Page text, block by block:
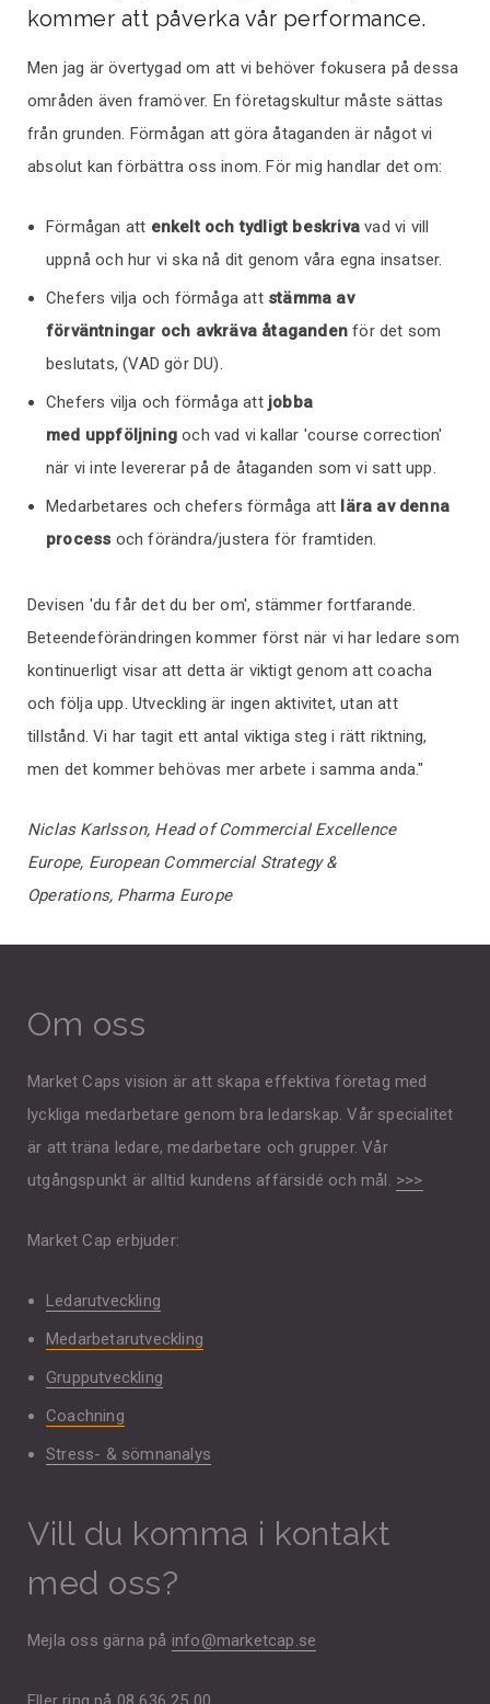
kommer att påverka vår performance.
Men jag är övertygad om att vi behöver fokusera på dessa
områden även framöver. En företagskultur måste sättas
från grunden. Förmågan att göra åtaganden är något vi
absolut kan förbättra oss inom. För mig handlar det om:
Förmågan att enkelt och tydligt beskriva vad vi vill
uppnå och hur vi ska nå dit genom våra egna insatser.
Chefers vilja och förmåga att stämma av
förväntningar och avkräva åtaganden för det som
beslutats, (VAD gör DU).
Chefers vilja och förmåga att jobba
med uppföljning och vad vi kallar 'course correction'
när vi inte levererar på de åtaganden som vi satt upp.
Medarbetares och chefers förmåga att lära av denna
process och förändra/justera för framtiden.
Devisen 'du får det du ber om', stämmer fortfarande.
Beteendeförändringen kommer först när vi har ledare som
kontinuerligt visar att detta är viktigt genom att coacha
och följa upp. Utveckling är ingen aktivitet, utan att
tillstånd. Vi har tagit ett antal viktiga steg i rätt riktning,
men det kommer behövas mer arbete i samma anda."
Niclas Karlsson, Head of Commercial Excellence
Europe, European Commercial Strategy &
Operations, Pharma Europe
Om oss
Market Caps vision är att skapa effektiva företag med
lyckliga medarbetare genom bra ledarskap. Vår specialitet
är att träna ledare, medarbetare och grupper. Vår
utgångspunkt är alltid kundens affärsidé och mål. >>>
Market Cap erbjuder:
Ledarutveckling
Medarbetarutveckling
Grupputveckling
Coachning
Stress- & sömnanalys
Vill du komma i kontakt
med oss?
Mejla oss gärna på info@marketcap.se